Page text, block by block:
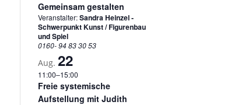
Gemeinsam gestalten
Veranstalter:Sandra Heinzel -
Schwerpunkt Kunst / Figurenbau
und Spiel
0160- 94 83 30 53
Aug.22
11:00–15:00
Freie systemische
Aufstellung mit Judith